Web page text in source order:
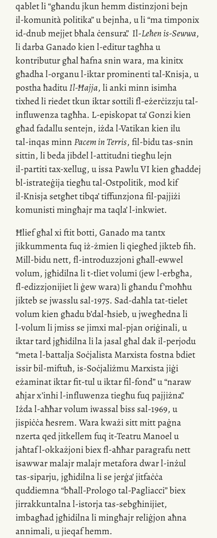
qablet li “għandu jkun hemm distinzjoni bejn
il-komunitàpolitika” u bejnha, u li “ma timponix
id-dnub mejjet bħala ċensura”
. Il-Leħenis-Sewwa,
li darba Ganado kienl-editurtagħha u
kontributur għal ħafna snin wara, ma kinitx
għadhal-organul-iktar prominentital-Knisja, u
postha ħadituIl-Ħajja, li anki minn isimha
tixhed li riedet tkun iktar sottilifl-eżerċizzjutal-
influwenza tagħha. L-episkopatta’ Gonzi kien
għad fadallu sentejn, iżdal-Vatikankien ilu
tal-inqas minnPacem in Terris, fil-bidutas-snin
sittin, li beda jibdell-attitudnitiegħu lejn
il-partititax-xellug, u issa Pawlu VI kien għaddej
bl-istrateġijatiegħutal-Ostpolitik, mod kif
il-Knisjasetgħet tibqa’ tiffunzjonafil-pajjiżi
komunisti mingħajr ma taqla’l-inkwiet.
Ħlief għal xi ftit botti, Ganado ma tantx
jikkummenta fuq iż-żmienli qiegħed jikteb fih.
Mill-bidunett, fl-introduzzjonigħall-ewwel
volum, jgħidilna lit-tlietvolumi (jewl-erbgħa,
fl-edizzjonijietli ġew wara) li għandu f’moħħu
jikteb se jwasslusal-1975. Sad-daħlatat-tielet
volum kien għadu b’dal-ħsieb, u jwegħedna li
l-volumli jmiss se jimximal-pjanoriġinali, u
iktar tard jgħidilna li la jasal għal dakil-perjodu
“metal-battaljaSoċjalista Marxista fostna bdiet
issirbil-miftuħ, is-SoċjaliżmuMarxista jiġi
eżaminat iktarfit-tulu iktarfil-fond” u “naraw
aħjarx’inhil-influwenza tiegħu fuq pajjiżna”
.
Iżdal-aħħarvolum iwassal biss sal-1969, u
jispiċċa ħesrem. Wara kważi sitt mitt paġna
nzerta qed jitkellem fuq it-TeatruManoel u
jaħtafl-okkażjonibiexfl-aħħarparagrafu nett
isawwar malajr malajr metafora dwarl-inżul
tas-siparju, jgħidilna li se jerġa’ jitfaċċa
quddiemna “bħall-Prologotal-Pagliacci” biex
jirrakkuntalnal-istorjatas-sebgħinijiet,
imbagħad jgħidilna li mingħajr reliġjon aħna
annimali, u jieqaf hemm.